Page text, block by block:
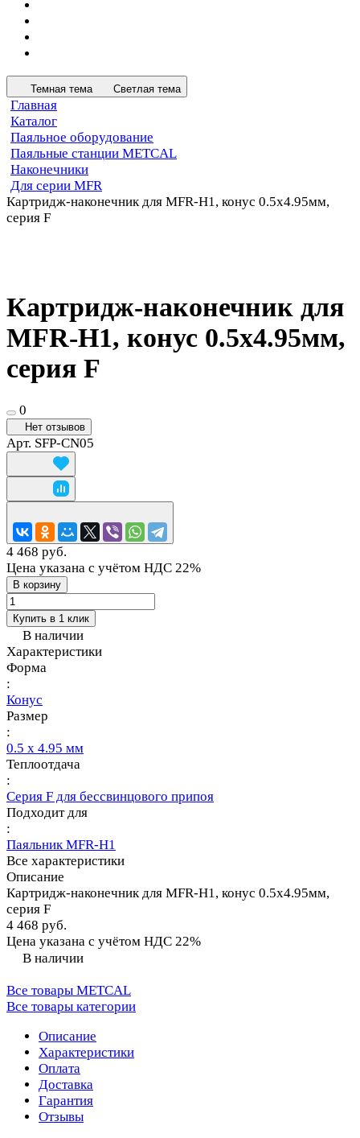
Темная тема Светлая тема
Главная
Каталог
Паяльное оборудование
Паяльные станции METCAL
Наконечники
Для серии MFR
Картридж-наконечник для MFR-H1, конус 0.5х4.95мм,
серия F
Картридж-наконечник для
MFR-H1, конус 0.5х4.95мм,
серия F
0
Нет отзывов
Арт. SFP-CN05
4 468 руб.
Цена указана с учётом НДС 22%
В корзину
Купить в 1 клик
В наличии
Характеристики
Форма
:
Конус
Размер
:
0.5 х 4.95 мм
Теплоотдача
:
Серия F для бессвинцового припоя
Подходит для
:
Паяльник MFR-H1
Все характеристики
Описание
Картридж-наконечник для MFR-H1, конус 0.5х4.95мм,
серия F
4 468 руб.
Цена указана с учётом НДС 22%
В наличии
Все товары METCAL
Все товары категории
Описание
Характеристики
Оплата
Доставка
Гарантия
Отзывы